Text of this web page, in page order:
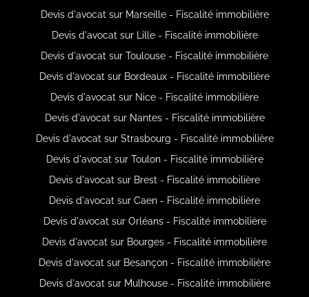
Devis d'avocat sur Marseille - Fiscalité immobilière
Devis d'avocat sur Lille - Fiscalité immobilière
Devis d'avocat sur Toulouse - Fiscalité immobilière
Devis d'avocat sur Bordeaux - Fiscalité immobilière
Devis d'avocat sur Nice - Fiscalité immobilière
Devis d'avocat sur Nantes - Fiscalité immobilière
Devis d'avocat sur Strasbourg - Fiscalité immobilière
Devis d'avocat sur Toulon - Fiscalité immobilière
Devis d'avocat sur Brest - Fiscalité immobilière
Devis d'avocat sur Caen - Fiscalité immobilière
Devis d'avocat sur Orléans - Fiscalité immobilière
Devis d'avocat sur Bourges - Fiscalité immobilière
Devis d'avocat sur Besançon - Fiscalité immobilière
Devis d'avocat sur Mulhouse - Fiscalité immobilière